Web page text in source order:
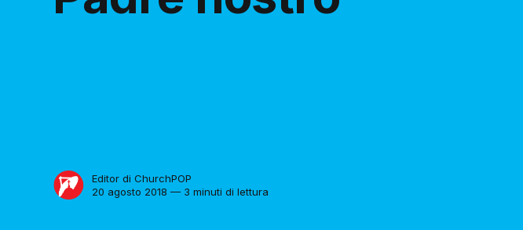
Editor di ChurchPOP
20 agosto 2018 — 3 minuti di lettura